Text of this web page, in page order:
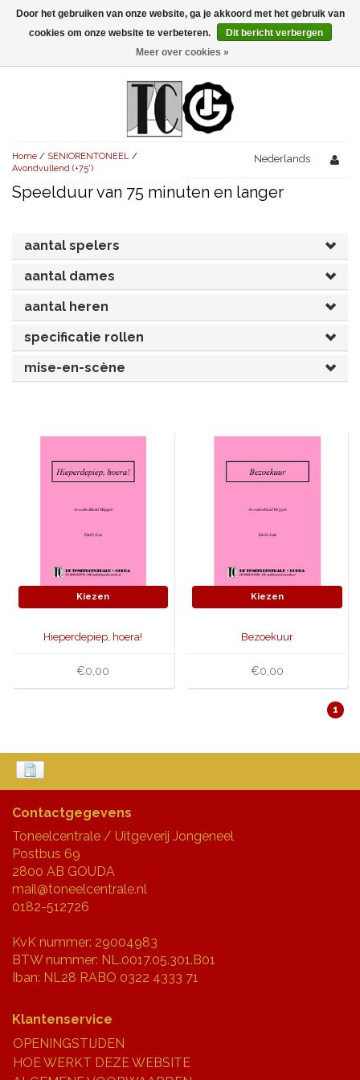
Menu
AVONDVULLEND (+75')
KORT (-30')
OVERIG (30'-75')
UITGELICHT!
AVONDVULLEND (+75')
KORT (-30')
OVERIG (30'-75')
UITGELICHT!
THRILLERS
AVONDVULLEND (+75')
OVERIG (30'-75')
SENIORENTONEEL
KORT (-30')
OVERIG (30'-75')
UITGELICHT!
SPEKTAKELSTUKKEN
JUBILEUMSTUK
KOSTUUMSTUK
MUSICAL
OVERIG
SINTERKLAASTONEEL
KERSTTONEEL
PAASTONEEL
HANDBOEKEN
SKETCHES
RECHTEN REGELEN
Home / SENIORENTONEEL /
Avondvullend (+75')
Nederlands
Speelduur van 75 minuten en langer
aantal spelers
aantal dames
aantal heren
specificatie rollen
mise-en-scène
Kiezen
Hieperdepiep, hoera!
€0,00
Kiezen
Bezoekuur
€0,00
1
Contactgegevens
Toneelcentrale / Uitgeverij Jongeneel
Postbus 69
2800 AB GOUDA
mail@toneelcentrale.nl
0182-512726
KvK nummer: 29004983
BTW nummer: NL.0017.05.301.B01
Iban: NL28 RABO 0322 4333 71
Klantenservice
OPENINGSTIJDEN
HOE WERKT DEZE WEBSITE
Door het gebruiken van onze website, ga je akkoord met het gebruik van
cookies om onze website te verbeteren.
Dit bericht verbergen
Meer over cookies »